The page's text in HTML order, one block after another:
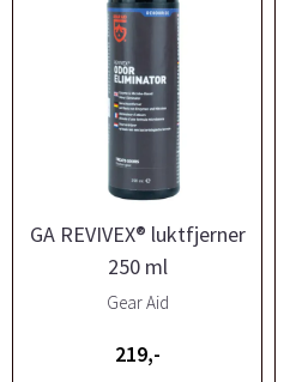
GA REVIVEX® luktfjerner
250 ml
Gear Aid
219,-